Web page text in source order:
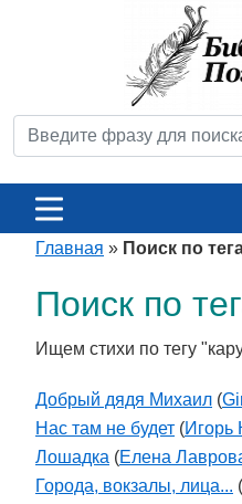
Главная » Поиск по
Поиск по
Ищем стихи по тегу
Добрый дядя Михаил (
Нас там не будет (Игорь
Лошадка (Елена
Города, вокзалы, лица... (